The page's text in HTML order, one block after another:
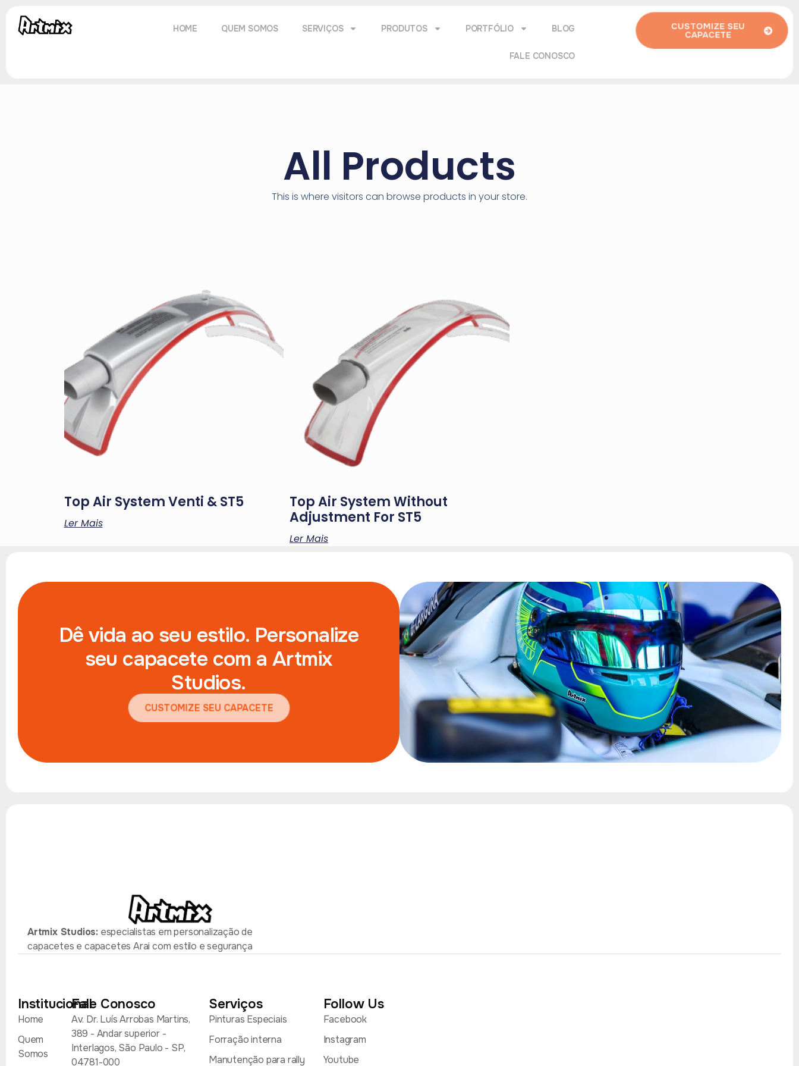
HOME QUEM SOMOS SERVIÇOS PRODUTOS PORTFÓLIO BLOG
FALE CONOSCO
CUSTOMIZE SEU
CAPACETE
All Products
This is where visitors can browse products in your store.
Top Air System Venti & ST5
Ler Mais
Top Air System Without
Adjustment For ST5
Ler Mais
Dê vida ao seu estilo. Personalize
seu capacete com a Artmix
Studios.
CUSTOMIZE SEU CAPACETE
Artmix Studios:especialistas em personalização de
capacetes e capacetes Arai com estilo e segurança
Institucional
Home
Quem
Somos
Fale Conosco
Av. Dr. Luís Arrobas Martins,
389 - Andar superior -
Interlagos, São Paulo - SP,
04781-000
Serviços
Pinturas Especiais
Forração interna
Manutenção para rally
Follow Us
Facebook
Instagram
Youtube